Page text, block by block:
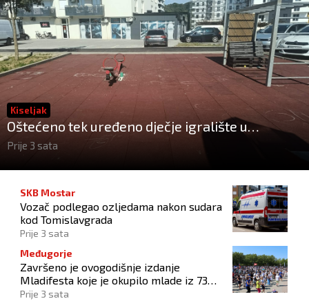
Kiseljak
Oštećeno tek uređeno dječje igralište u
stambenom naselju
Prije 3 sata
SKB Mostar
Vozač podlegao ozljedama nakon sudara
kod Tomislavgrada
Prije 3 sata
Međugorje
Završeno je ovogodišnje izdanje
Mladifesta koje je okupilo mlade iz 73
zemlje svijeta
Prije 3 sata